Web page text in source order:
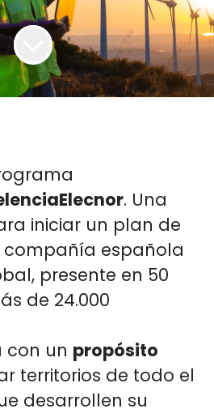
. Una
iniciar un plan de
española
presente en 50
de 24.000
con un propósito
territorios de todo el
desarrollen su